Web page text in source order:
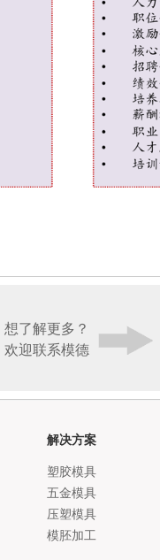
想了解更多？
欢迎联系模德
解决方案
塑胶模具
五金模具
压塑模具
模胚加工